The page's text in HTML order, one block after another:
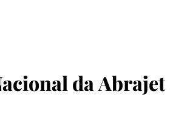
da Abrajet